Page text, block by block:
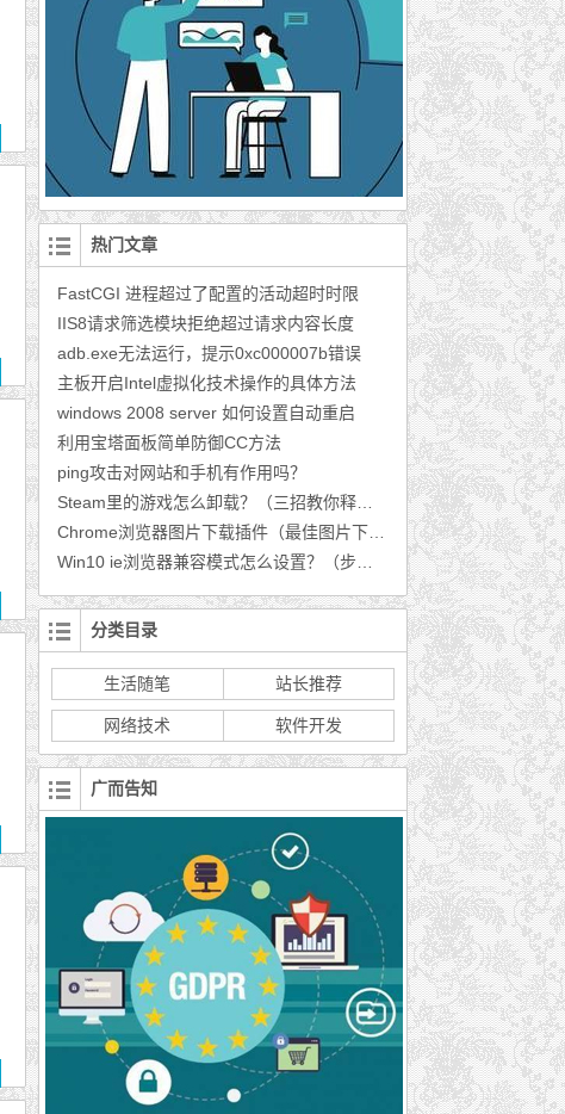
热门文章
FastCGI 进程超过了配置的活动超时时限
IIS8请求筛选模块拒绝超过请求内容长度
adb.exe无法运行，提示0xc000007b错误
主板开启Intel虚拟化技术操作的具体方法
windows 2008 server 如何设置自动重启
利用宝塔面板简单防御CC方法
ping攻击对网站和手机有作用吗？
分类目录
生活随笔 站长推荐
网络技术 软件开发
广而告知